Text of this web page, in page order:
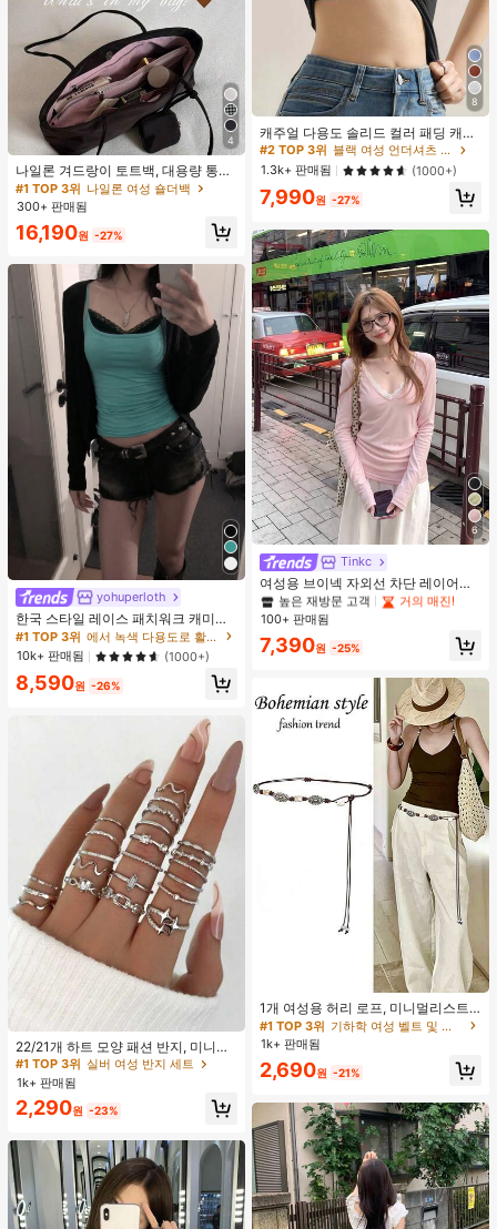
4
나일론 겨드랑이 토트백, 대용량 통근
숄더백, 작은 메이크업 백 포함, 펜던
트 미포함, 가벼운 일상 핸드백 (펜던
트 미포함)
#1 TOP 3위 나일론 여성 숄더백
300+ 판매됨
16,190원 -27%
yohuperloth
한국 스타일 레이스 패치워크 캐미솔
탱크 탑, Y2K 에스테틱, 스트리트웨어
캐주얼 여름
#1 TOP 3위
에서 녹색 다용도로 활용 가능한 데일리 탑
10k+ 판매됨
(1000+)
8,590원 -26%
22/21개 하트 모양 패션 반지, 미니멀
리스트 크리스탈 임베디드 보헤미안
기하학 반지 세트, 발렌타인데이, 어머
니날 선물
#1 TOP 3위
실버 여성 반지 세트
거의 매진!
#1 TOP 3위 실버 여성 반지 세트
거의 매진!
#1 TOP 3위 실버 여성 반지 세트
거의 매진!
#1 TOP 3위
실버 여성 반지 세트
1k+ 판매됨
2,290원 -23%
8
캐주얼 다용도 솔리드 컬러 패딩 캐미
솔
#2 TOP 3위
블랙 여성 언더셔츠 상의
1.3k+ 판매됨
(1000+)
7,990원 -27%
6
Tinkc
여성용 브이넥 자외선 차단 레이어링
다용도 긴팔 티셔츠 탑, 봄/여름 핑크
#2 TOP 3위 에서 새로운 여성 상의
높은 재방문 고객
#2 TOP 3위 에서 새로운 여성 상의
높은 재방문 고객
거의 매진!
#2 TOP 3위 에서 새로운 여성 상의
높은 재방문 고객
거의 매진!
#2 TOP 3위
높은 재방문 고객
100+ 판매됨
7,390원 -25%
1개 여성용 허리 로프, 미니멀리스트
보헤미안 패션 매듭 허리 벨트, 드레
스, 캐주얼 팬츠와 함께 일상 착용에
적합한 장식용 허리 액세서리
거의 매진!
#1 TOP 3위
기하학 여성 벨트 및 벨트 액세서리
거의 매진!
#1 TOP 3위
기하학 여성 벨트 및 벨트 액세서리
거의 매진!
#1 TOP 3위
거의 매진!
1k+ 판매됨
2,690원 -21%